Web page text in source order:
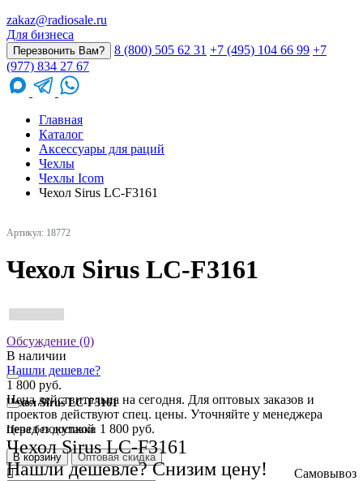
zakaz@radiosale.ru
Для бизнеса
Перезвонить Вам? 8 (800) 505 62 31 +7 (495) 104 66 99 +7
(977) 834 27 67
Главная
Каталог
Аксессуары для раций
Чехлы
Чехлы Icom
Чехол Sirus LC-F3161
Артикул: 18772
Чехол Sirus LC-F3161
Обсуждение (0)
Чехол Sirus LC-F3161
Цена без доставки 1 800 руб.
Чехол Sirus LC-F3161
Нашли дешевле? Снизим цену!
В наличии
Нашли дешевле?
1 800 руб.
Цена действительна на сегодня. Для оптовых заказов и
проектов действуют спец. цены. Уточняйте у менеджера
перед покупкой
В корзину Оптовая скидка
Самовывоз